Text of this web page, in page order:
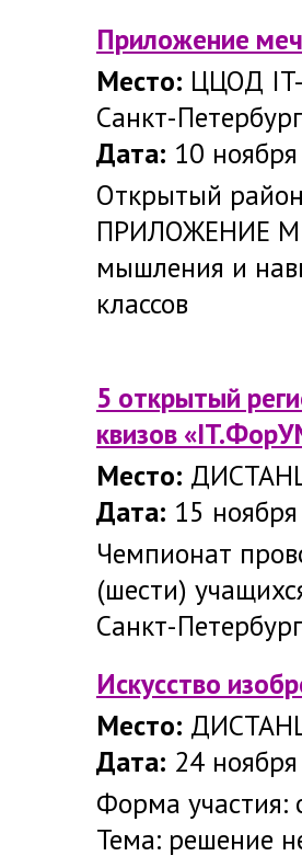
Приложение
Место: ЦЦОД
Санкт-
Дата: 10
Открытый
ПРИЛОЖЕНИЕ
мышления и
классов
5 открытый
квизов
Место:
Дата: 15
Чемпионат
(шести)
Санкт-
Искусство
Место:
Дата: 24
Форма участия:
Тема: решение